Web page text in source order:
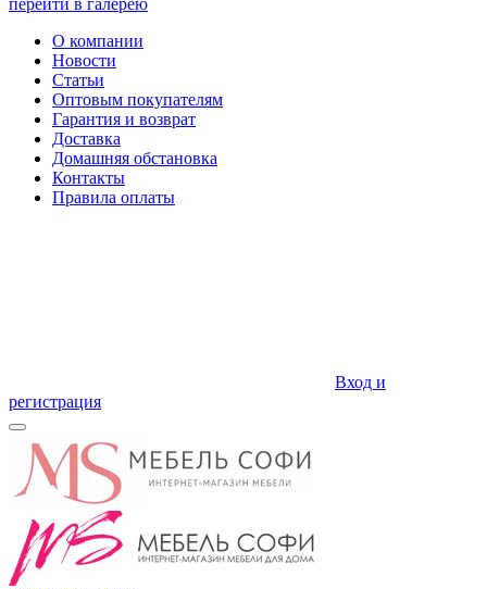
перейти в галерею
О компании
Новости
Статьи
Оптовым покупателям
Гарантия и возврат
Доставка
Домашняя обстановка
Контакты
Правила оплаты
Вход и
регистрация